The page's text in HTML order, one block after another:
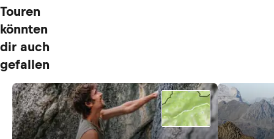
Touren
könnten
dir auch
gefallen